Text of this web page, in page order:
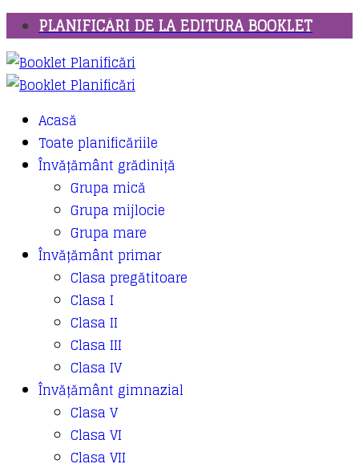
PLANIFICĂRI DE LA EDITURA BOOKLET
Acasă
Toate planificăriile
Învățământ grădiniță
Grupa mică
Grupa mijlocie
Grupa mare
Învățământ primar
Clasa pregătitoare
Clasa I
Clasa II
Clasa III
Clasa IV
Învățământ gimnazial
Clasa V
Clasa VI
Clasa VII